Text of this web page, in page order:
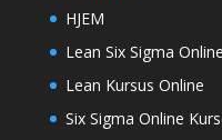
HJEM
Lean Six Sigma
Lean Kursus Online
Six Sigma Online